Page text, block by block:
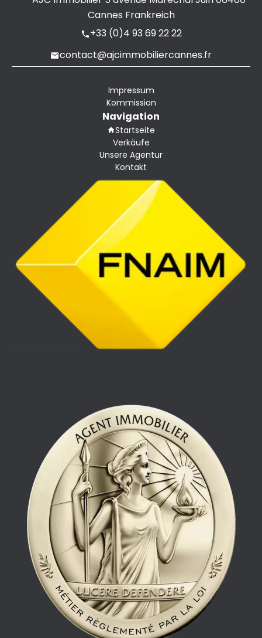
Cannes Frankreich
+33 (0)4 93 69 22 22
contact@ajcimmobiliercannes.fr
Impressum
Kommission
Navigation
Startseite
Verkäufe
Unsere Agentur
Kontakt